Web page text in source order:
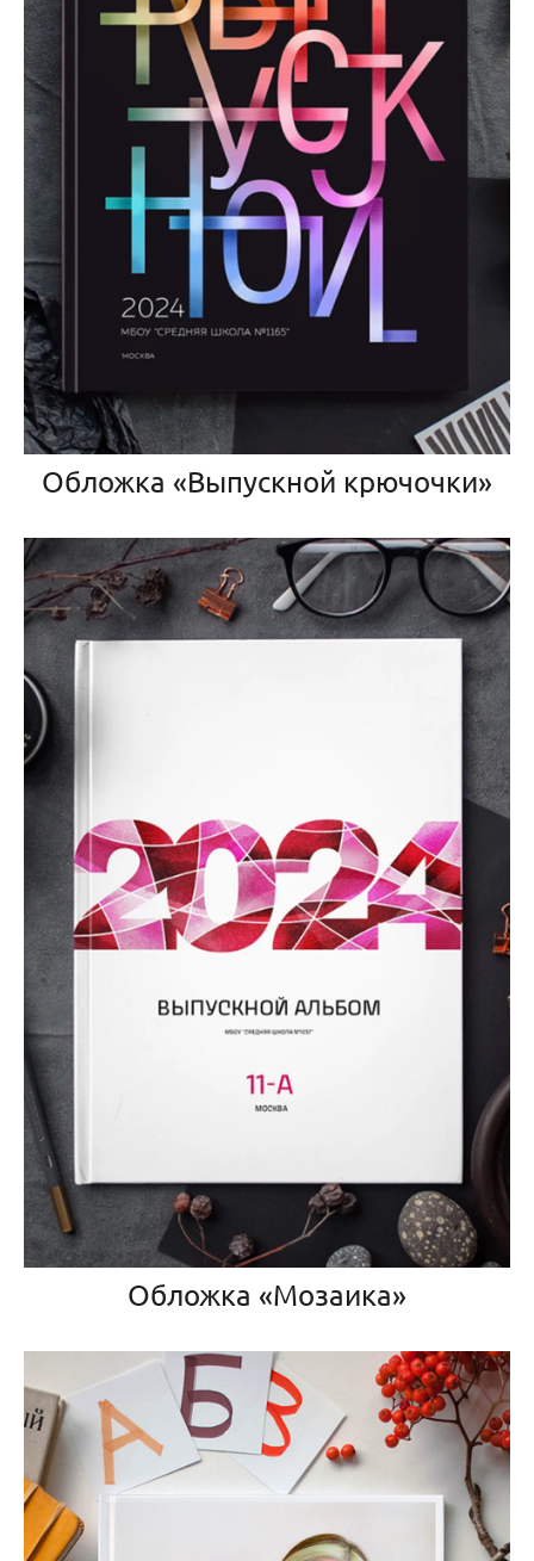
Обложка «Выпускной крючочки»
Обложка «Мозаика»